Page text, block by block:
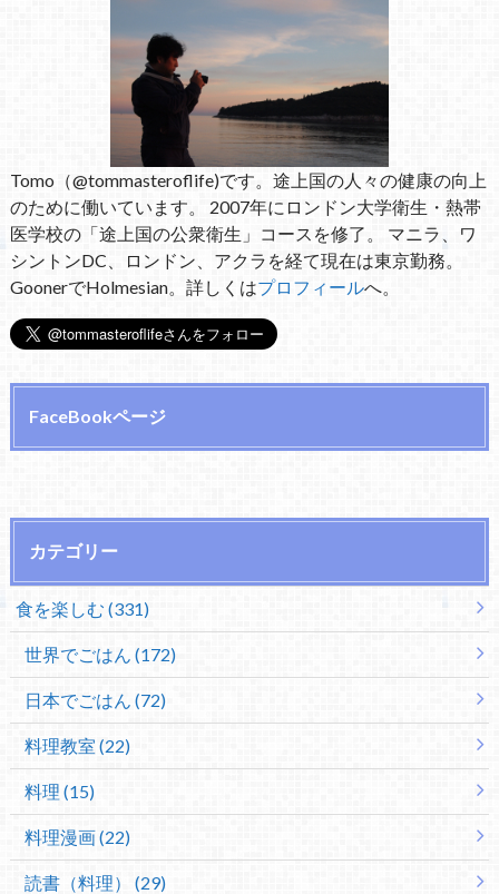
Tomo（@tommasteroflife)です。途上国の人々の健康の向上
のために働いています。 2007年にロンドン大学衛生・熱帯
医学校の「途上国の公衆衛生」コースを修了。 マニラ、ワ
シントンDC、ロンドン、アクラを経て現在は東京勤務。
GoonerでHolmesian。詳しくはプロフィールへ。
FaceBookページ
カテゴリー
食を楽しむ (331)
世界でごはん (172)
日本でごはん (72)
料理教室 (22)
料理 (15)
料理漫画 (22)
読書（料理） (29)